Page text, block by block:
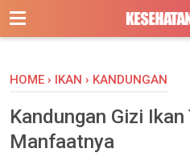
-->
HOME › IKAN › KANDUNGAN
Kandungan Gizi
Manfaatnya